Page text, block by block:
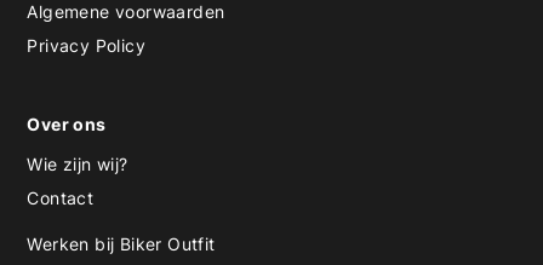
Algemene voorwaarden
Privacy Policy
Over ons
Wie zijn wij?
Contact
Werken bij Biker Outfit